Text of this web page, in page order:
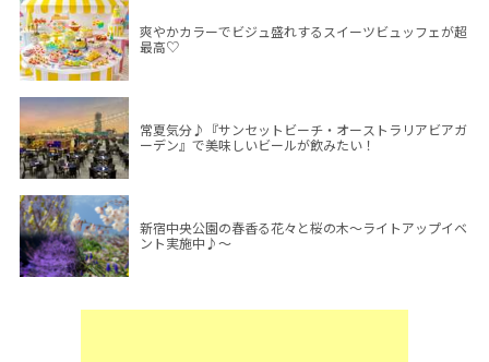
爽やかカラーでビジュ盛れするスイーツビュッフェが超
最高♡
常夏気分♪『サンセットビーチ・オーストラリアビアガ
ーデン』で美味しいビールが飲みたい！
新宿中央公園の春香る花々と桜の木～ライトアップイベ
ント実施中♪～